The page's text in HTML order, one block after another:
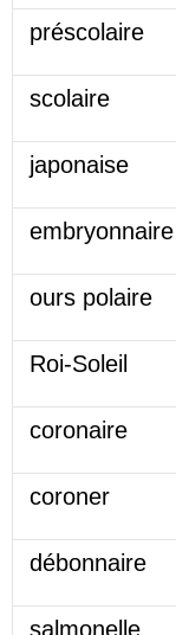
préscolaire
scolaire
japonaise
embryonnaire
ours polaire
Roi-Soleil
coronaire
coroner
débonnaire
salmonelle